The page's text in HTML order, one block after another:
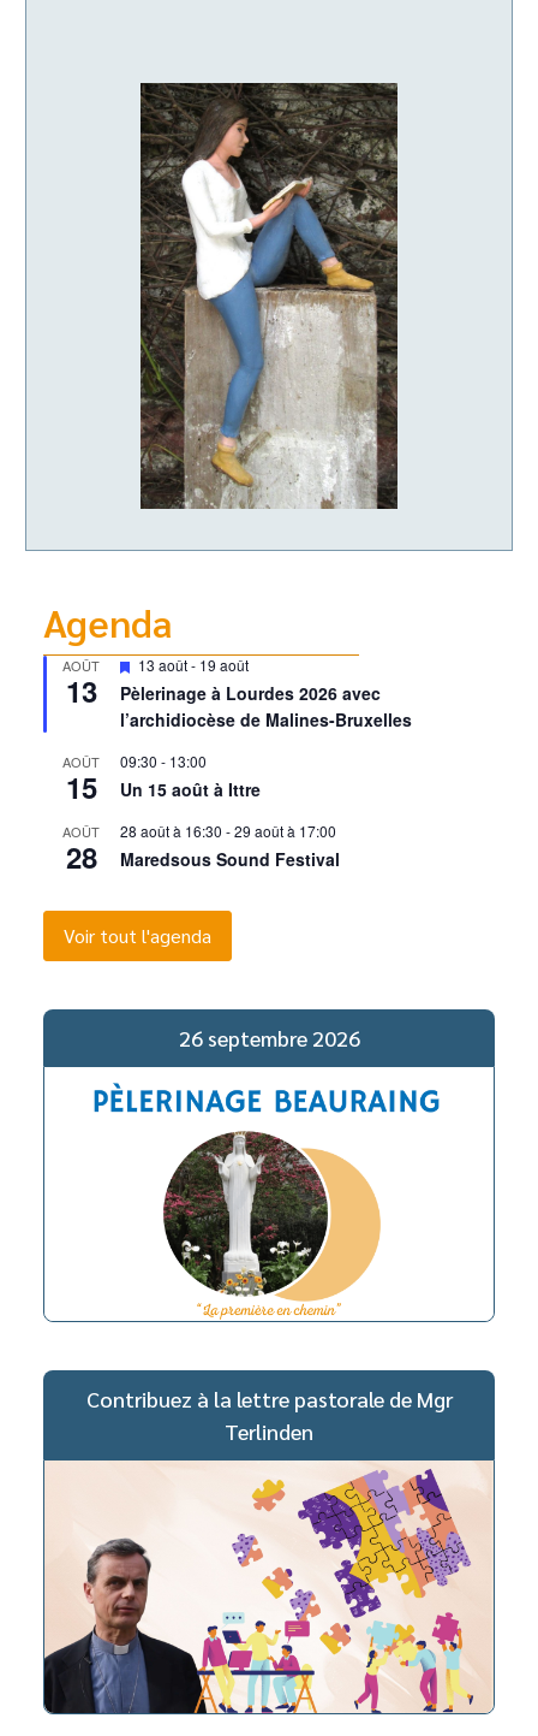
Agenda
AOÛT
13
Mis
en
avant
13 août- 19 août
Pèlerinage à Lourdes 2026 avec
l’archidiocèse de Malines-Bruxelles
AOÛT
15
09:30 - 13:00
Un 15 août à Ittre
AOÛT
28
28 août à 16:30 -29 août à 17:00
Maredsous Sound Festival
Voir tout l'agenda
26 septembre 2026
Contribuez à la lettre pastorale de Mgr
Terlinden